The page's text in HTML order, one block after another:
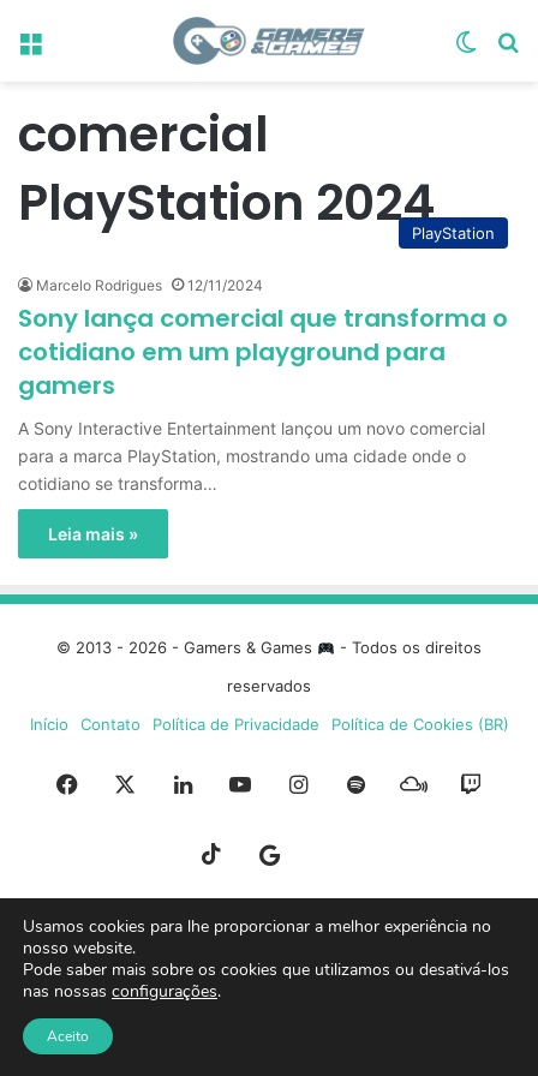
Menu
comercial
PlayStation 2024PlayStation
Marcelo Rodrigues 12/11/2024
Sony lança comercial que transforma o
cotidiano em um playground para
gamers
A Sony Interactive Entertainment lançou um novo comercial
para a marca PlayStation, mostrando uma cidade onde o
cotidiano se transforma…
Leia mais »
© 2013 - 2026 - Gamers & Games
- Todos os direitos
reservados
Início
Contato Política de Privacidade Política de Cookies (BR)
Facebook LinkedinYouTubeInstagram
SpotifyMixcloud
TikTokGoogle
Usamos cookies para lhe proporcionar a melhor experiência no
nosso website.
Pode saber mais sobre os cookies que utilizamos ou desativá-los
nas nossas configurações.
Aceito